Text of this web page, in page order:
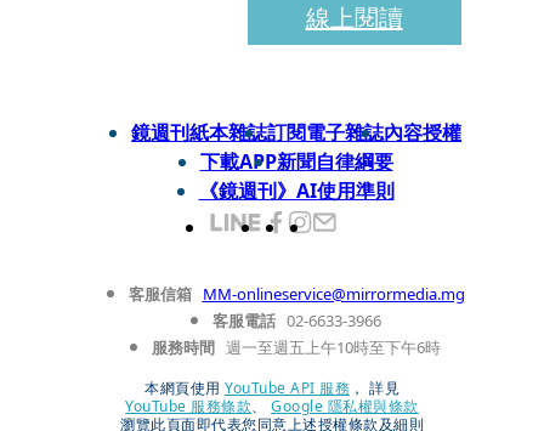
線上閱讀
鏡週刊紙本雜誌訂閱電子雜誌內容授權
下載APP新聞自律綱要
《鏡週刊》AI使用準則
客服信箱 MM-onlineservice@mirrormedia.mg
客服電話 02-6633-3966
服務時間 週一至週五上午10時至下午6時
本網頁使用 YouTube API 服務 ， 詳見
YouTube 服務條款、
Google 隱私權與條款
瀏覽此頁面即代表您同意上述授權條款及細則